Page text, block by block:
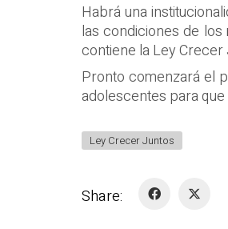
Habrá una
las condiciones de
contiene la Ley Crecer
Pronto comenzará el
adolescentes para
Ley Crecer Juntos
Share: